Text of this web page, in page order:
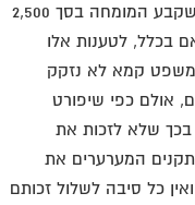
ושנית, בית המשפט לא התחשב בתוספת שקבע המומחה בסך 2,500
לטענות אלו
קמא לא נזקק
אולם כפי שיפורט
שלא לזכות את
המערערים את
כל סיבה לשלול זכותם